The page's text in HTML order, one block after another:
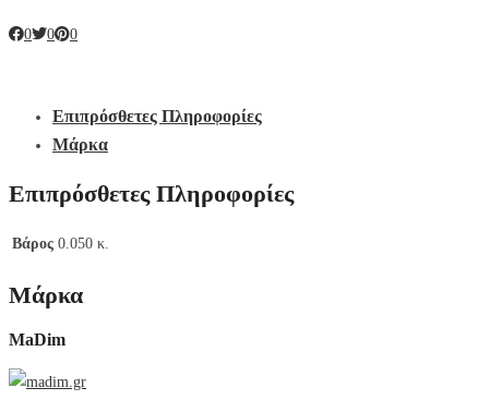
0 0 0
Επιπρόσθετες Πληροφορίες
Μάρκα
Επιπρόσθετες Πληροφορίες
Βάρος 0.050 κ.
Μάρκα
MaDim